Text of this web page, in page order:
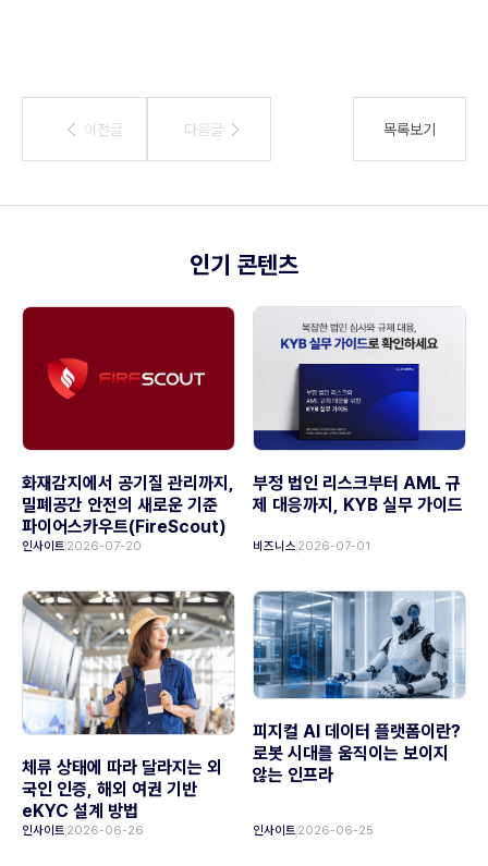
이전글
이전글 다음글
다음글 목록보기
인기 콘텐츠
화재감지에서 공기질 관리까지,
밀폐공간 안전의 새로운 기준
파이어스카우트(FireScout)
인사이트 2026-07-20
부정 법인 리스크부터 AML 규
제 대응까지, KYB 실무 가이드
비즈니스 2026-07-01
체류 상태에 따라 달라지는 외
국인 인증, 해외 여권 기반
eKYC 설계 방법
인사이트 2026-06-26
피지컬 AI 데이터 플랫폼이란?
로봇 시대를 움직이는 보이지
않는 인프라
인사이트 2026-06-25